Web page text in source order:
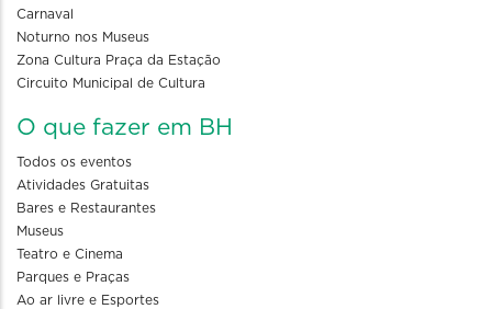
Carnaval
Noturno nos Museus
Zona Cultura Praça da Estação
Circuito Municipal de Cultura
O que fazer em BH
Todos os eventos
Atividades Gratuitas
Bares e Restaurantes
Museus
Teatro e Cinema
Parques e Praças
Ao ar livre e Esportes